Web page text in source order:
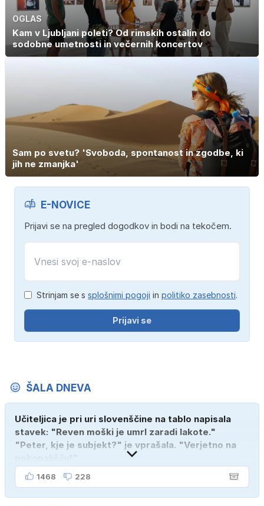
OGLAS
Kam v Ljubljani poleti? Od rimskih ostalin do
sodobne umetnosti in večernih koncertov
Sam po svetu? 'Svoboda, spontanost in zgodbe, ki
jih ne zmanjka'
E-NOVICE
Prijavi se na pregled dogodkov in bodi na tekočem.
Strinjam se s splošnimi pogoji in politiko zasebnosti.
Prijavi se
ŠALA DNEVA
Učiteljica je pri uri slovenščine na tablo napisala
stavek: "Reven moški je umrl zaradi lakote."
"Peter, kje je subjekt?" je vprašala. "Verjetno na
1468 228